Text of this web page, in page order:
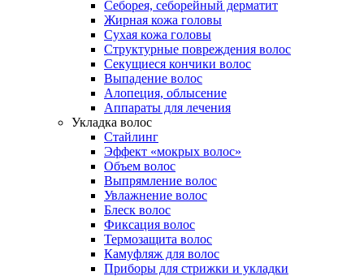
Себорея, себорейный дерматит
Жирная кожа головы
Сухая кожа головы
Структурные повреждения волос
Секущиеся кончики волос
Выпадение волос
Алопеция, облысение
Аппараты для лечения
Укладка волос
Стайлинг
Эффект «мокрых волос»
Объем волос
Выпрямление волос
Увлажнение волос
Блеск волос
Фиксация волос
Термозащита волос
Камуфляж для волос
Приборы для стрижки и укладки